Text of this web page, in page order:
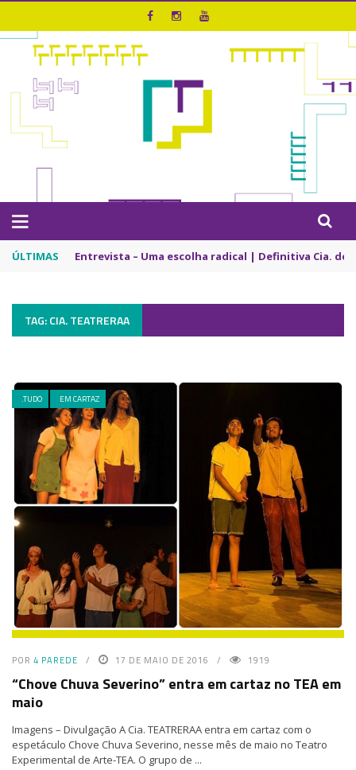
ÚLTIMAS Entrevista – Uma escolha radical | Definitiva Cia. de
TAG: CIA. TEATRERAA
.TUDO EM CARTAZ
POR 4 PAREDE 17 DE MAIO DE 2016 1919
“Chove Chuva Severino” entra em cartaz no TEA em
maio
Imagens – Divulgação A Cia. TEATRERAA entra em cartaz com o
espetáculo Chove Chuva Severino, nesse mês de maio no Teatro
Experimental de Arte-TEA. O grupo de ...